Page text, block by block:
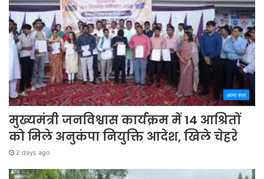
अपना शहर
मुख्यमंत्री जनविश्वास कार्यक्रम में 14 आश्रितों
को मिले अनुकंपा नियुक्ति आदेश, खिले चेहरे
2 days ago